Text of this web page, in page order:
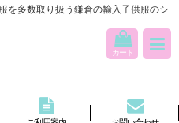
を多数取り扱う鎌倉の輸入子供服のシ
カート